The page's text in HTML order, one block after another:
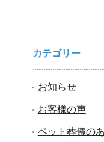
カテゴリー
お知らせ
お客様の声
ペット葬儀の